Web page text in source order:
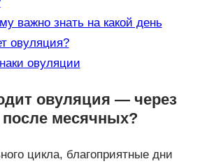
важно знать на какой день
овуляция?
овуляции
овуляция — через
после месячных?
цикла, благоприятные дни